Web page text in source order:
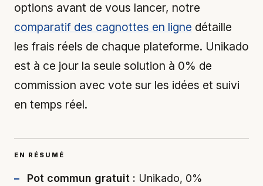
options avant de vous lancer, notre
comparatif des cagnottes en ligne détaille
les frais réels de chaque plateforme. Unikado
est à ce jour la seule solution à 0% de
commission avec vote sur les idées et suivi
en temps réel.
EN RÉSUMÉ
Pot commun gratuit : Unikado, 0%